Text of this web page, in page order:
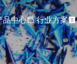
品中心 行业方案